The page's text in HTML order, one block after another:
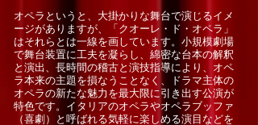
オペラというと、大掛かりな舞台で演じるイメ
ージがありますが、「クオーレ・ド・オペラ」
はそれらとは一線を画しています。小規模劇場
で舞台装置に工夫を凝らし、綿密な台本の解釈
と演出、長時間の稽古と演技指導により、オペ
ラ本来の主題を損なうことなく、ドラマ主体の
オペラの新たな魅力を最大限に引き出す公演が
特色です。イタリアのオペラやオペラブッファ
（喜劇）と呼ばれる気軽に楽しめる演目などを